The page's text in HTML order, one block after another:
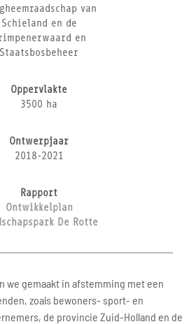
van
Schieland en de
en
Staatsbosbeheer
Oppervlakte
3500 ha
Ontwerpjaar
2018-2021
Rapport
Ontwikkelplan
De Rotte
we gemaakt in afstemming met een
zoals bewoners- sport- en
de provincie Zuid-Holland en de